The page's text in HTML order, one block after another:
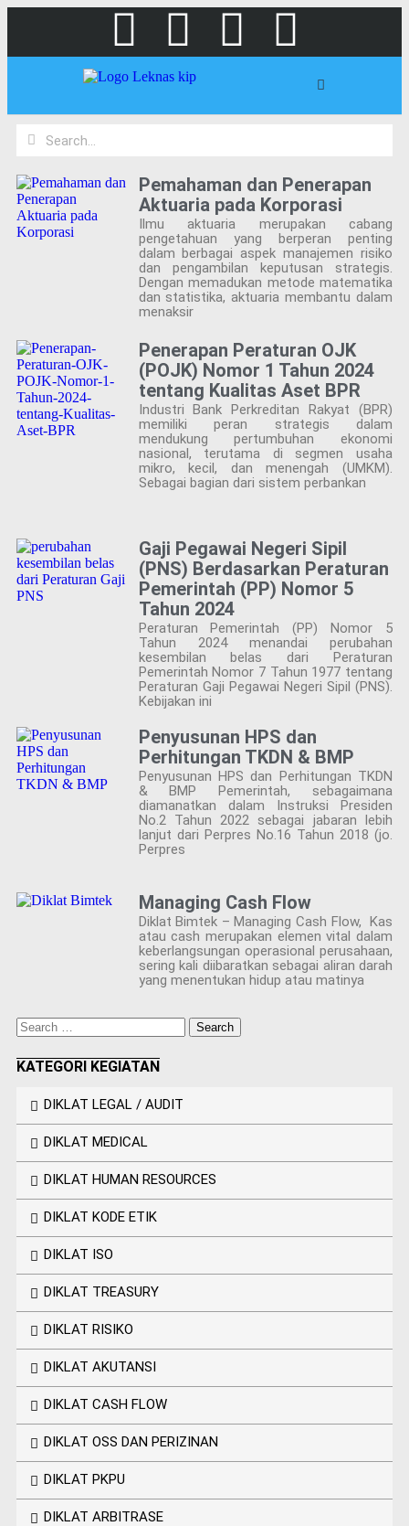
Pemahaman dan Penerapan
Aktuaria pada Korporasi
Ilmu aktuaria merupakan cabang
pengetahuan yang berperan penting
dalam berbagai aspek manajemen risiko
dan pengambilan keputusan strategis.
Dengan memadukan metode matematika
dan statistika, aktuaria membantu dalam
menaksir
Penerapan Peraturan OJK
(POJK) Nomor 1 Tahun 2024
tentang Kualitas Aset BPR
Industri Bank Perkreditan Rakyat (BPR)
memiliki peran strategis dalam
mendukung pertumbuhan ekonomi
nasional, terutama di segmen usaha
mikro, kecil, dan menengah (UMKM).
Sebagai bagian dari sistem perbankan
Gaji Pegawai Negeri Sipil
(PNS) Berdasarkan Peraturan
Pemerintah (PP) Nomor 5
Tahun 2024
Peraturan Pemerintah (PP) Nomor 5
Tahun 2024 menandai perubahan
kesembilan belas dari Peraturan
Pemerintah Nomor 7 Tahun 1977 tentang
Peraturan Gaji Pegawai Negeri Sipil (PNS).
Kebijakan ini
Penyusunan HPS dan
Perhitungan TKDN & BMP
Penyusunan HPS dan Perhitungan TKDN
& BMP Pemerintah, sebagaimana
diamanatkan dalam Instruksi Presiden
No.2 Tahun 2022 sebagai jabaran lebih
lanjut dari Perpres No.16 Tahun 2018 (jo.
Perpres
Managing Cash Flow
Diklat Bimtek – Managing Cash Flow, Kas
atau cash merupakan elemen vital dalam
keberlangsungan operasional perusahaan,
sering kali diibaratkan sebagai aliran darah
yang menentukan hidup atau matinya
KATEGORI KEGIATAN
DIKLAT LEGAL / AUDIT
DIKLAT MEDICAL
DIKLAT HUMAN RESOURCES
DIKLAT KODE ETIK
DIKLAT ISO
DIKLAT TREASURY
DIKLAT RISIKO
DIKLAT AKUTANSI
DIKLAT CASH FLOW
DIKLAT OSS DAN PERIZINAN
DIKLAT PKPU
DIKLAT ARBITRASE